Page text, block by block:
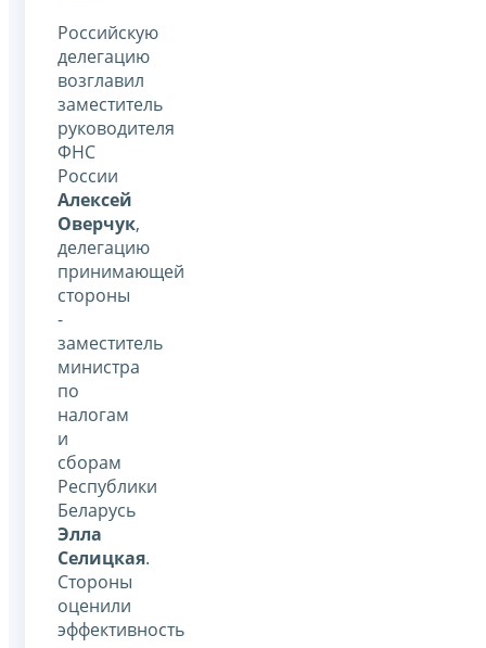
Российскую
делегацию
возглавил
заместитель
руководителя
ФНС
России
Алексей
Оверчук,
делегацию
принимающей
стороны
-
заместитель
министра
по
налогам
и
сборам
Республики
Беларусь
Элла
Селицкая.
Стороны
оценили
эффективность